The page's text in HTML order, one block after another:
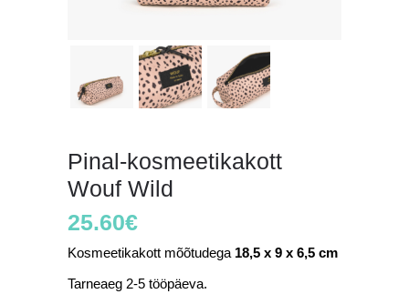
Pinal-kosmeetikakott
Wouf Wild
25.60€
Kosmeetikakott mõõtudega 18,5 x 9 x 6,5 cm
Tarneaeg 2-5 tööpäeva.